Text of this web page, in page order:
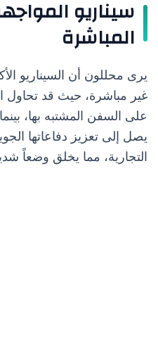
سيناريو
المباشرة
يرى محللون أن السيناريو
غير مباشرة، حيث قد تحاول
على السفن المشتبه بها،
يصل إلى تعزيز دفاعاتها
التجارية، مما يخلق وضعاً